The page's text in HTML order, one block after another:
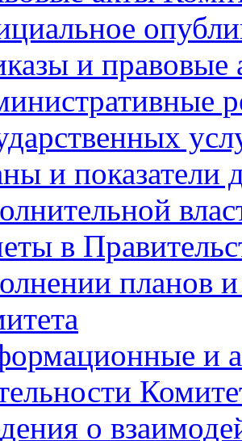
и правовые
и показатели
в
планов и
и
о